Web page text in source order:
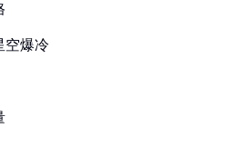
空爆冷